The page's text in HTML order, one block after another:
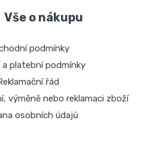
Vše o nákupu
podmínky
a platební podmínky
řád
výměně nebo reklamaci zboží
osobních údajů